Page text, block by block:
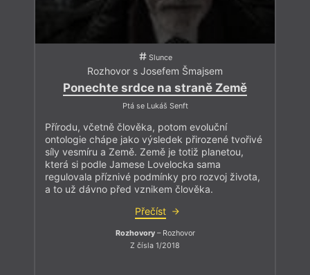
Slunce
Rozhovor s Josefem Šmajsem
Ponechte srdce na straně Země
Ptá se Lukáš Senft
Přírodu, včetně člověka, potom evoluční
ontologie chápe jako výsledek přirozené tvořivé
síly vesmíru a Země. Země je totiž planetou,
která si podle Jamese Lovelocka sama
regulovala příznivé podmínky pro rozvoj života,
a to už dávno před vznikem člověka.
Přečíst
Rozhovory– Rozhovor
Z čísla 1/2018